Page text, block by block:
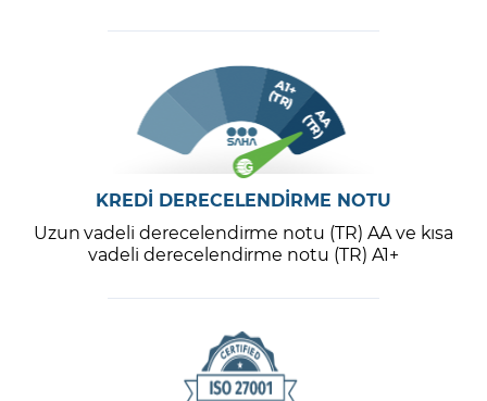
KREDİ DERECELENDİRME NOTU
Uzun vadeli derecelendirme notu (TR) AA ve kısa
vadeli derecelendirme notu (TR) A1+